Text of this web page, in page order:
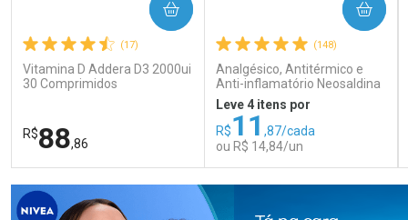
(17)
Vitamina D Addera D3 2000ui
30 Comprimidos
R$88,86
COMPRAR
FECHAR
Laboratório
FECHAR
(148)
Analgésico, Antitérmico e
Anti-inflamatório Neosaldina
30mg + 300mg + 30mg 10
Drágeas
Leve 4 itens por
R$11 ,87/cada
ou R$ 14,84/un
COMPRAR
Laboratório